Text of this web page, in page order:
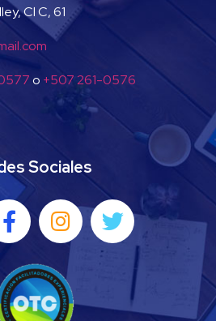
Cl C, 61
o +507 261-0576
Sociales